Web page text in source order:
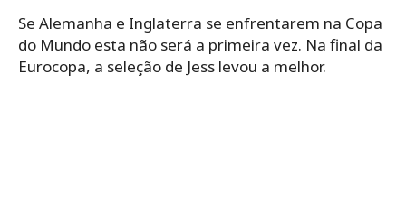
Se Alemanha e Inglaterra se enfrentarem na Copa
do Mundo esta não será a primeira vez. Na final da
Eurocopa, a seleção de Jess levou a melhor.